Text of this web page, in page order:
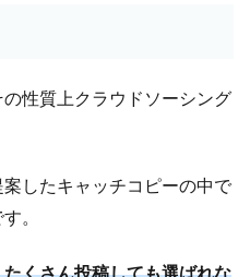
性質上クラウドソーシング
したキャッチコピーの中で
。
くさん投稿しても選ばれな